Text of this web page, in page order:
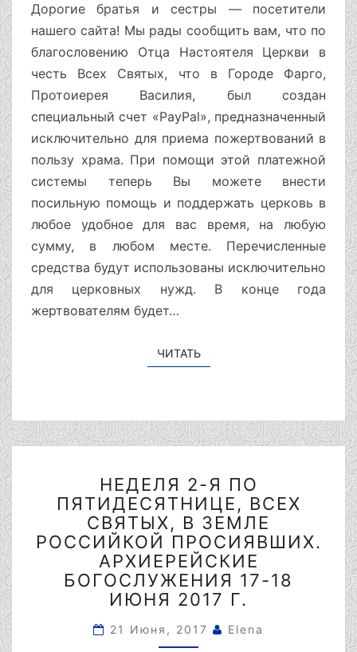
Дорогие братья и сестры — посетители
нашего сайта! Мы рады сообщить вам, что по
благословению Отца Настоятеля Церкви в
честь Всех Святых, что в Городе Фарго,
Протоиерея Василия, был создан
специальный счет «PayPal», предназначенный
исключительно для приема пожертвований в
пользу храма. При помощи этой платежной
системы теперь Вы можете внести
посильную помощь и поддержать церковь в
любое удобное для вас время, на любую
сумму, в любом месте. Перечисленные
средства будут использованы исключительно
для церковных нужд. В конце года
жертвователям будет…
ЧИТАТЬЧИТАТЬ
2-
Я
ПО
ПЯТИДЕСЯТНИЦЕ,
ВСЕХ
СВЯТЫХ,
В
ЗЕМЛЕ
РОССИЙКОЙ
ПРОСИЯВШИХ.
НЕДЕЛЯ 2-Я ПО
ПЯТИДЕСЯТНИЦЕ, ВСЕХ
СВЯТЫХ, В ЗЕМЛЕ
РОССИЙКОЙ ПРОСИЯВШИХ.
АРХИЕРЕЙСКИЕ
БОГОСЛУЖЕНИЯ 17-18
ИЮНЯ 2017 Г.
21 Июня, 2017 Elena